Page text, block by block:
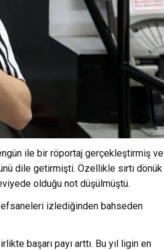
ile bir röportaj gerçekleştirmiş ve
dile getirmişti. Özellikle sırtı dönük
olduğu not düşülmüştü.
efsaneleri izlediğinden bahseden
başarı payı arttı. Bu yıl ligin en